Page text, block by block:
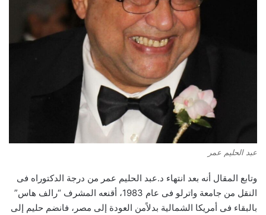
عبد الحليم عمر
وتابع المقال أنه بعد انتهاء د.عبد الحليم عمر من درجة الدكتوراه فى
النقل من جامعة واترلو فى عام 1983، أقنعه المشرف “رالف هاس”
بالبقاء فى أمريكا الشمالية بدلاًمن العودة إلى مصر، فانضم حليم إلى